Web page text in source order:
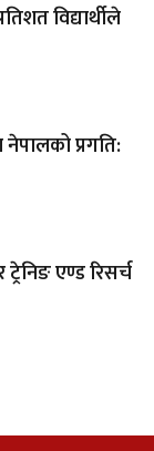
विद्यार्थीले
नेपालको प्रगति:
एण्ड रिसर्च